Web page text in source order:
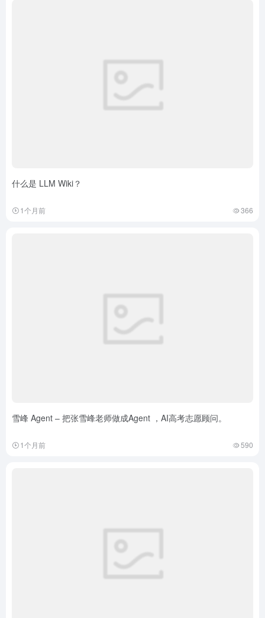
什么是 LLM Wiki？
1个月前 366
雪峰 Agent – 把张雪峰老师做成Agent ，AI高考志愿顾问。
1个月前 590